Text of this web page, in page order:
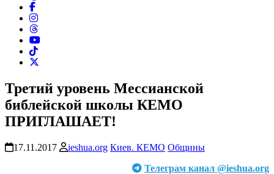
Третий уровень Мессианской
библейской школы КЕМО
ПРИГЛАШАЕТ!
17.11.2017 ieshua.org Киев. КЕМО Общины
Телеграм канал @ieshua.org